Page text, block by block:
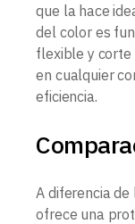
que la hace
del color es
flexible y corte
en cualquier
eficiencia.
A diferencia
ofrece una